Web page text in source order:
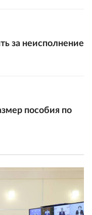
за неисполнение
пособия по